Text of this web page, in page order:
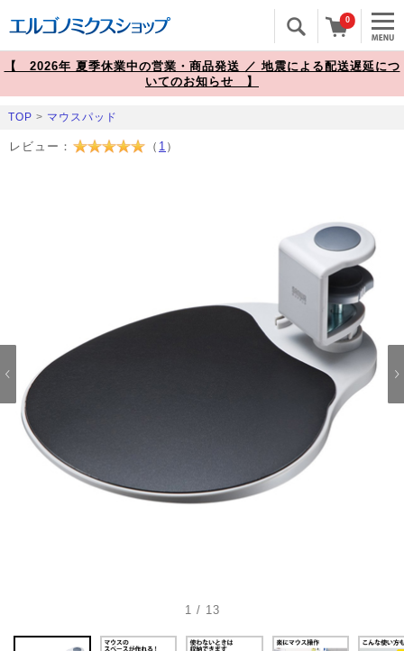
0
【 2026年 夏季休業中の営業・商品発送 ／ 地震による配送遅延につ
いてのお知らせ 】
TOP > マウスパッド
レビュー： （ 1 ）
1 / 13